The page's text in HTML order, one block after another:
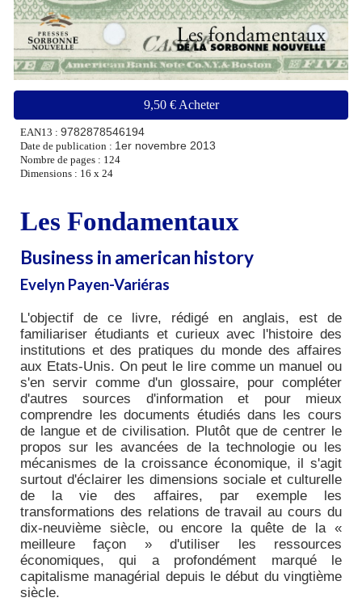
9,50 € Acheter
EAN13 :9782878546194
Date de publication : 1er novembre 2013
Nombre de pages : 124
Dimensions : 16 x 24
Les Fondamentaux
Business in american history
Evelyn Payen-Variéras
L'objectif de ce livre, rédigé en anglais, est de
familiariser étudiants et curieux avec l'histoire des
institutions et des pratiques du monde des affaires
aux Etats-Unis. On peut le lire comme un manuel ou
s'en servir comme d'un glossaire, pour compléter
d'autres sources d'information et pour mieux
comprendre les documents étudiés dans les cours
de langue et de civilisation. Plutôt que de centrer le
propos sur les avancées de la technologie ou les
mécanismes de la croissance économique, il s'agit
surtout d'éclairer les dimensions sociale et culturelle
de la vie des affaires, par exemple les
transformations des relations de travail au cours du
dix-neuvième siècle, ou encore la quête de la «
meilleure façon » d'utiliser les ressources
économiques, qui a profondément marqué le
capitalisme managérial depuis le début du vingtième
siècle.